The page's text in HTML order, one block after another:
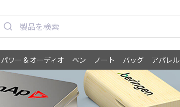
パワー & オーディオ ペン ノート バッグ アパレル